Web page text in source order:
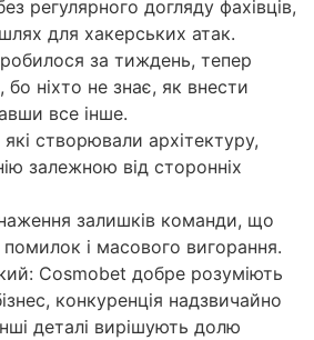
регулярного догляду фахівців,
для хакерських атак.
за тиждень, тепер
бо ніхто не знає, як внести
все інше.
створювали архітектуру,
залежною від сторонніх
залишків команди, що
і масового вигорання.
Cosmobet добре розуміють
конкуренція надзвичайно
деталі вирішують долю